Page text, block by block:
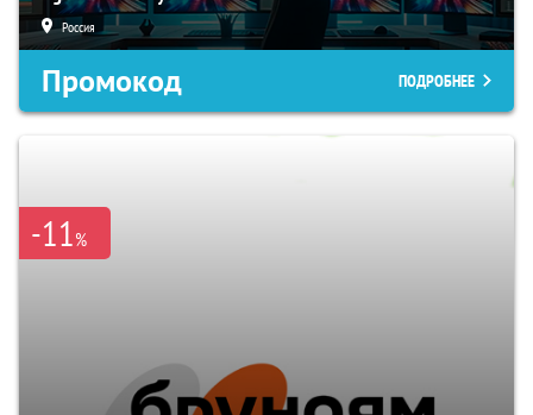
Россия
Промокод ПОДРОБНЕЕ
-11%